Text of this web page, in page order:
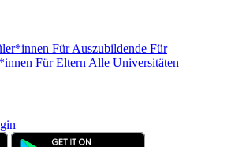
Für Auszubildende Für
Für Eltern Alle Universitäten